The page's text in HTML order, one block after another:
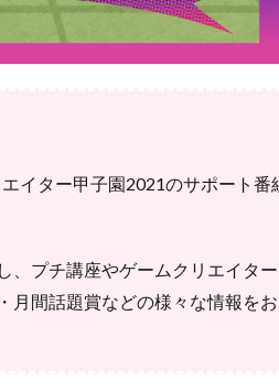
イター甲子園2021のサポート番
、プチ講座やゲームクリエイター
月間話題賞などの様々な情報を